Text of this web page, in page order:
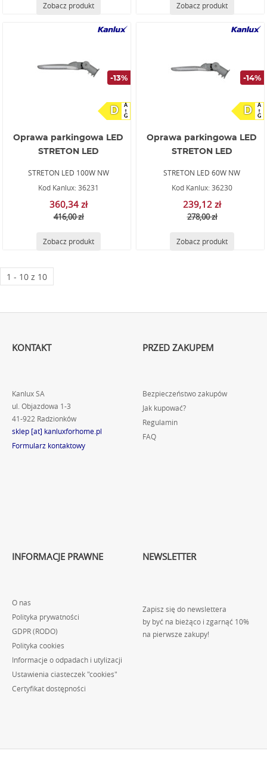
Zobacz produkt Zobacz produkt
D
A
G
-13%
Oprawa parkingowa LED
STRETON LED
STRETON LED 100W NW
Kod Kanlux: 36231
360,34 zł
416,00 zł
Zobacz produkt
D
A
G
-14%
Oprawa parkingowa LED
STRETON LED
STRETON LED 60W NW
Kod Kanlux: 36230
239,12 zł
278,00 zł
Zobacz produkt
1 - 10 z 10
KONTAKT
Kanlux SA
ul. Objazdowa 1-3
41-922 Radzionków
sklep [at] kanluxforhome.pl
Formularz kontaktowy
PRZED ZAKUPEM
Bezpieczeństwo zakupów
Jak kupować?
Regulamin
FAQ
INFORMACJE PRAWNE
O nas
Polityka prywatności
GDPR (RODO)
Polityka cookies
Informacje o odpadach i utylizacji
Ustawienia ciasteczek "cookies"
Certyfikat dostępności
NEWSLETTER
Zapisz się do newslettera
by być na bieżąco i zgarnąć 10%
na pierwsze zakupy!